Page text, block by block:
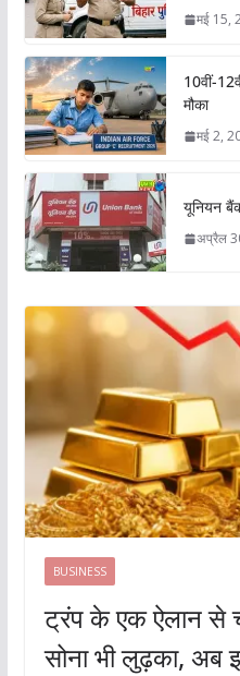
मई 15,
10वीं-
मौका
मई 2,
यूनियन
अप्रैल
BUSINESS
ट्रंप के एक ऐलान से
सोना भी लुढ़का, अब